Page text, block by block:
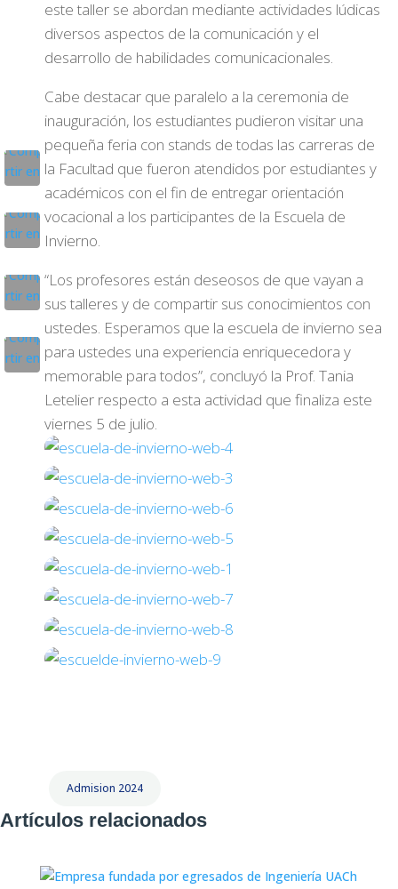
este taller se abordan mediante actividades lúdicas
diversos aspectos de la comunicación y el
desarrollo de habilidades comunicacionales.
Cabe destacar que paralelo a la ceremonia de
inauguración, los estudiantes pudieron visitar una
pequeña feria con stands de todas las carreras de
la Facultad que fueron atendidos por estudiantes y
académicos con el fin de entregar orientación
vocacional a los participantes de la Escuela de
Invierno.
“Los profesores están deseosos de que vayan a
sus talleres y de compartir sus conocimientos con
ustedes. Esperamos que la escuela de invierno sea
para ustedes una experiencia enriquecedora y
memorable para todos”, concluyó la Prof. Tania
Letelier respecto a esta actividad que finaliza este
viernes 5 de julio.
Admision 2024
Artículos relacionados